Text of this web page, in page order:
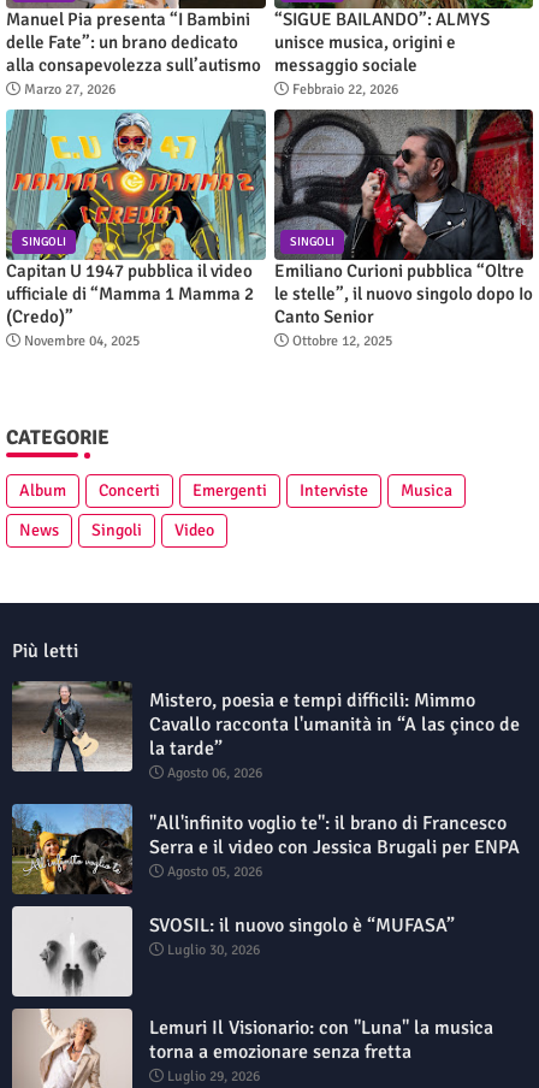
Manuel Pia presenta “I Bambini
delle Fate”: un brano dedicato
alla consapevolezza sull’autismo
Marzo 27, 2026
“SIGUE BAILANDO”: ALMYS
unisce musica, origini e
messaggio sociale
Febbraio 22, 2026
SINGOLI
Capitan U 1947 pubblica il video
ufficiale di “Mamma 1 Mamma 2
(Credo)”
Novembre 04, 2025
SINGOLI
Emiliano Curioni pubblica “Oltre
le stelle”, il nuovo singolo dopo Io
Canto Senior
Ottobre 12, 2025
CATEGORIE
Album Concerti Emergenti Interviste
Musica
News
Singoli Video
Più letti
Mistero, poesia e tempi difficili: Mimmo
Cavallo racconta l'umanità in “A las çinco de
la tarde”
Agosto 06, 2026
"All'infinito voglio te": il brano di Francesco
Serra e il video con Jessica Brugali per ENPA
Agosto 05, 2026
SVOSIL: il nuovo singolo è “MUFASA”
Luglio 30, 2026
Lemuri Il Visionario: con "Luna" la musica
torna a emozionare senza fretta
Luglio 29, 2026